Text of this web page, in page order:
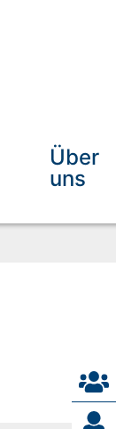
Über
uns